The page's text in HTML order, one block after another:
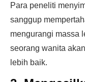
Para peneliti
sanggup
mengurangi massa
seorang wanita
lebih baik.